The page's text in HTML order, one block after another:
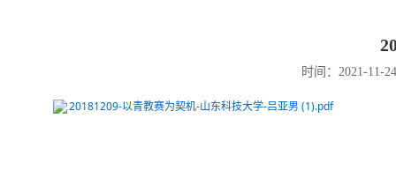
时间：2021-11-
20181209-以青教赛为契机-山东科技大学-吕亚男 (1).pdf